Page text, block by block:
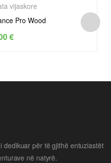
vijaskore
Pro Wood
€
dedikuar për të gjithë entuziastët
në natyrë.